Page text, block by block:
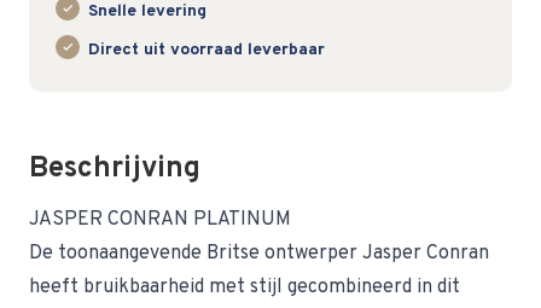
Snelle levering
Direct uit voorraad leverbaar
Beschrijving
JASPER CONRAN PLATINUM
De toonaangevende Britse ontwerper Jasper Conran
heeft bruikbaarheid met stijl gecombineerd in dit